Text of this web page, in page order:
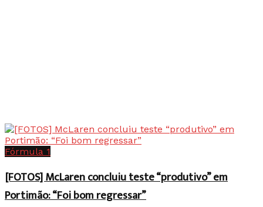
Fórmula 1
[FOTOS] McLaren concluiu teste “produtivo” em
Portimão: “Foi bom regressar”